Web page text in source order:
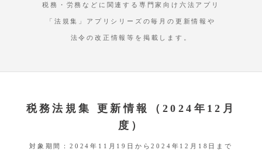
税務・労務などに関連する専門家向け六法アプリ
「法規集」アプリシリーズの毎月の更新情報や
法令の改正情報等を掲載します。
税務法規集 更新情報（2024年12月
度）
対象期間：2024年11月19日から2024年12月18日まで